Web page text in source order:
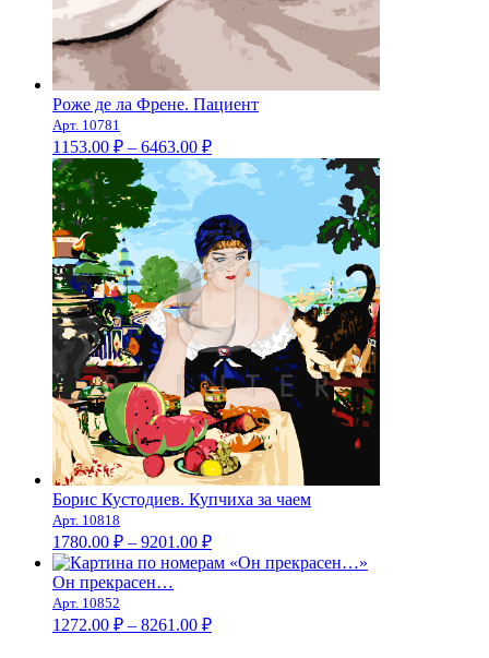
Роже де ла Френе. Пациент
Арт. 10781
1153.00 ₽ – 6463.00 ₽Диапазон
цен:
1153.00 ₽
6463.00 ₽
Борис Кустодиев. Купчиха за чаем
Арт. 10818
1780.00 ₽ – 9201.00 ₽Диапазон
цен:
9201.00 ₽
Он прекрасен…
Арт. 10852
1272.00 ₽ – 8261.00 ₽Диапазон